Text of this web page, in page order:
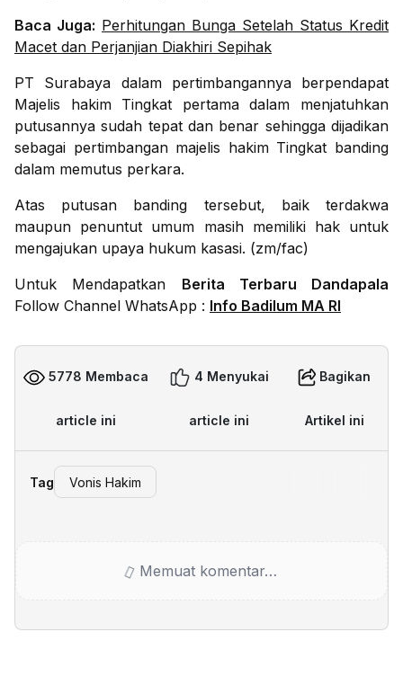
Baca Juga: Perhitungan Bunga Setelah Status Kredit
Macet dan Perjanjian Diakhiri Sepihak
PT Surabaya dalam pertimbangannya berpendapat
Majelis hakim Tingkat pertama dalam menjatuhkan
putusannya sudah tepat dan benar sehingga dijadikan
sebagai pertimbangan majelis hakim Tingkat banding
dalam memutus perkara.
Atas putusan banding tersebut, baik terdakwa
maupun penuntut umum masih memiliki hak untuk
mengajukan upaya hukum kasasi. (zm/fac)
Untuk Mendapatkan Berita Terbaru Dandapala
Follow Channel WhatsApp : Info Badilum MA RI
5778 Membaca
article ini
4 Menyukai
article ini
Bagikan
Artikel ini
Tag Vonis Hakim
Memuat komentar…